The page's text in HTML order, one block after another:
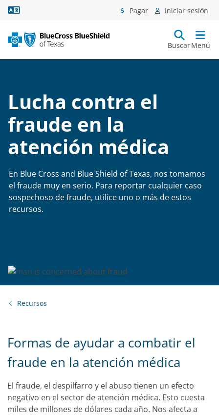
Pagar Iniciar sesión
BuscarMenú
Lucha contra el
fraude en la
atención médica
En Blue Cross and Blue Shield of Texas, nos tomamos
el fraude muy en serio. Para reportar cualquier caso
sospechoso de fraude, utilice uno o más de estos
recursos.
Recursos
Formas de ayudar a combatir el
fraude en la atención médica
El fraude, el despilfarro y el abuso tienen un efecto
negativo en el sector de atención médica. Esto cuesta
miles de millones de dólares cada año. Nos afecta a